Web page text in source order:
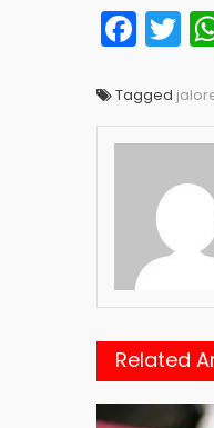
Tagged
Related